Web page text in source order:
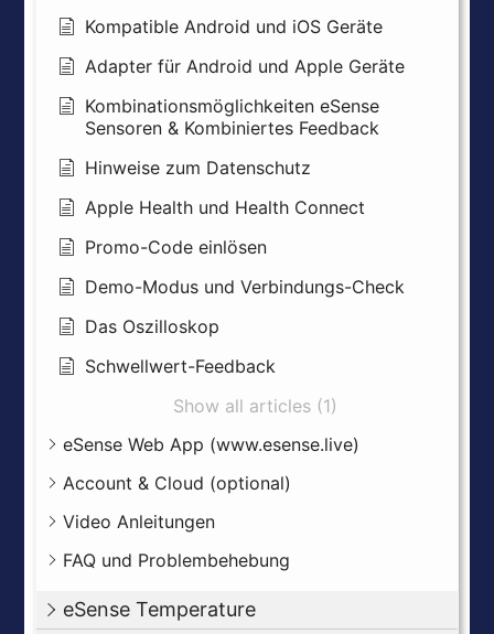
Kompatible Android und iOS Geräte
Adapter für Android und Apple Geräte
Kombinationsmöglichkeiten eSense
Sensoren & Kombiniertes Feedback
Hinweise zum Datenschutz
Apple Health und Health Connect
Promo-Code einlösen
Demo-Modus und Verbindungs-Check
Das Oszilloskop
Schwellwert-Feedback
Show all articles (1)
eSense Web App (www.esense.live)
Account & Cloud (optional)
Video Anleitungen
FAQ und Problembehebung
eSense Temperature